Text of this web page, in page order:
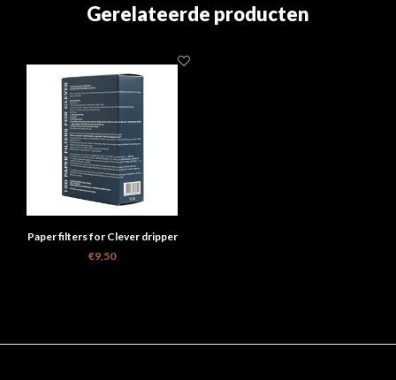
Gerelateerde producten
Paper filters for Clever dripper
Large box
€9,50